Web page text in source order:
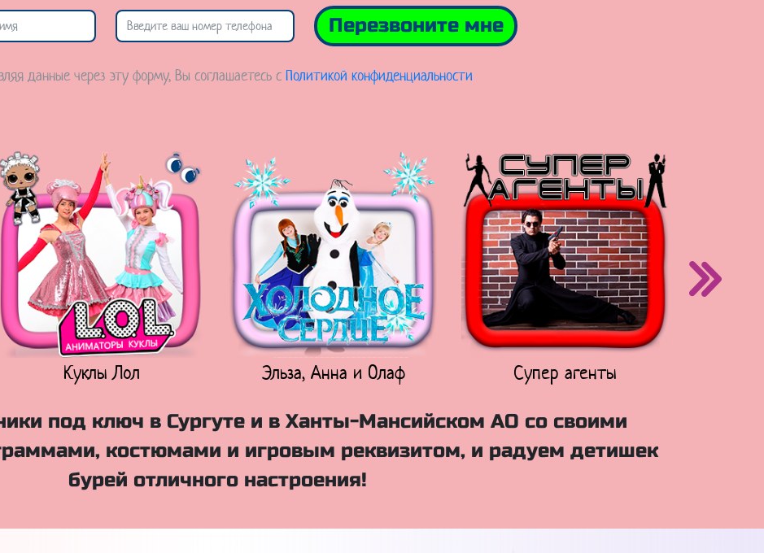
Перезвоните мне
данные через эту форму, Вы соглашаетесь с Политикой конфиденциальности
Куклы Лол Эльза, Анна и Олаф Супер агенты
под ключ в Сургуте и в Ханты-Мансийском АО со своими
костюмами и игровым реквизитом, и радуем детишек
бурей отличного настроения!